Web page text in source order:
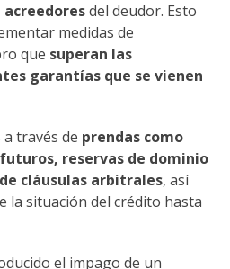
del deudor. Esto
medidas de
que superan las
garantías que se vienen
través de prendas como
reservas de dominio
cláusulas arbitrales, así
la situación del crédito hasta
el impago de un